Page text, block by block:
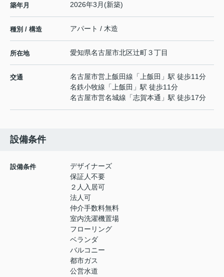
築年月 2026年3月(新築)
種別 / 構造 アパート / 木造
所在地 愛知県名古屋市北区辻町３丁目
交通 名古屋市営上飯田線 「 上飯田 」駅 徒歩11分
名鉄小牧線 「 上飯田 」駅 徒歩11分
名古屋市営名城線 「志賀本通 」駅 徒歩17分
設備条件
設備条件
デザイナーズ
保証人不要
２人入居可
法人可
仲介手数料無料
室内洗濯機置場
フローリング
ベランダ
バルコニー
都市ガス
公営水道